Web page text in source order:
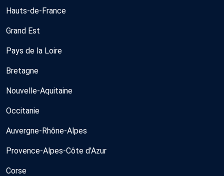
Hauts-de-France
Grand Est
Pays de la Loire
Bretagne
Nouvelle-Aquitaine
Occitanie
Auvergne-Rhône-Alpes
Provence-Alpes-Côte d'Azur
Corse